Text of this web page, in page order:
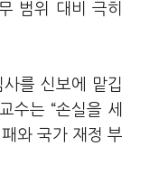
범위 대비 극히
를 신보에 맡깁
수는 “손실을 세
와 국가 재정 부